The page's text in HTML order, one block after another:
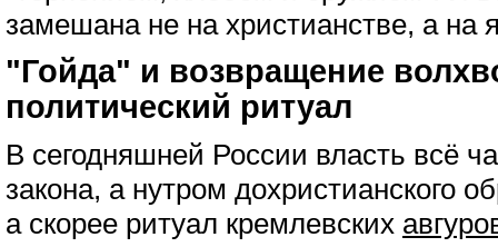
замешана не на христианстве, а на
"Гойда" и возвращение
политический ритуал
В сегодняшней России власть всё
закона, а нутром дохристианского
а скорее ритуал кремлевских